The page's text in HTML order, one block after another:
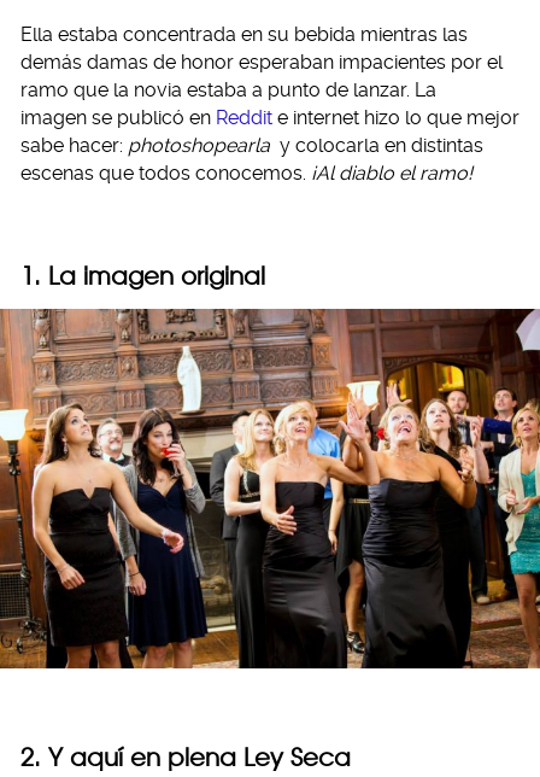
Ella estaba concentrada en su bebida mientras las
demás damas de honor esperaban impacientes por el
ramo que la novia estaba a punto de lanzar. La
imagen se publicó en Reddit e internet hizo lo que mejor
sabe hacer: photoshopearla y colocarla en distintas
escenas que todos conocemos. ¡Al diablo el ramo!
1. La imagen original
2. Y aquí en plena Ley Seca